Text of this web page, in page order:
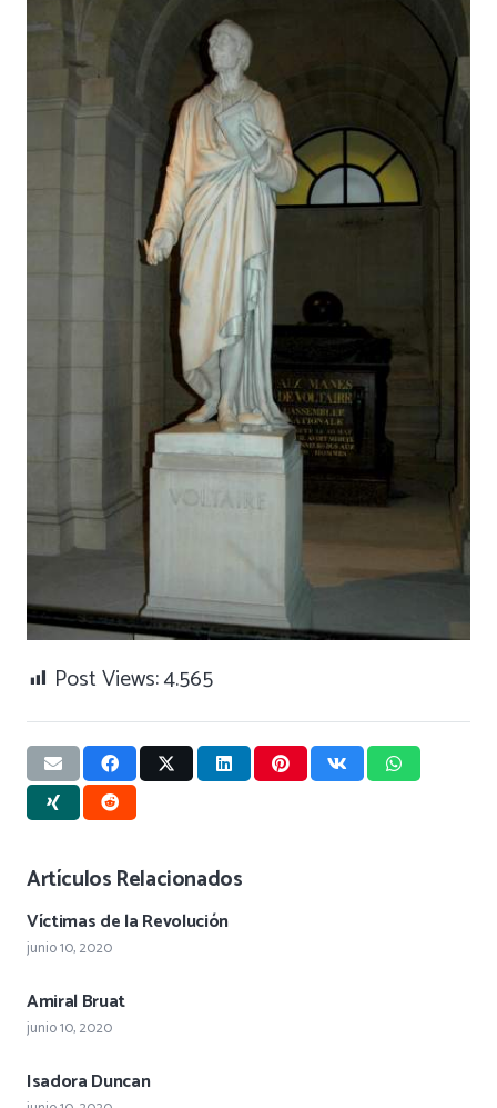
Post Views:4.565
Artículos Relacionados
Víctimas de la Revolución
junio 10, 2020
Amiral Bruat
junio 10, 2020
Isadora Duncan